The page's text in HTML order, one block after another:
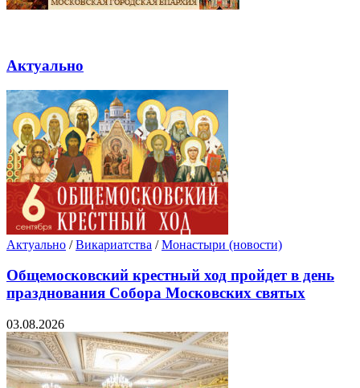
Актуально
Актуально /Викариатства /Монастыри (новости)
Общемосковский крестный ход пройдет в день
празднования Собора Московских святых
03.08.2026